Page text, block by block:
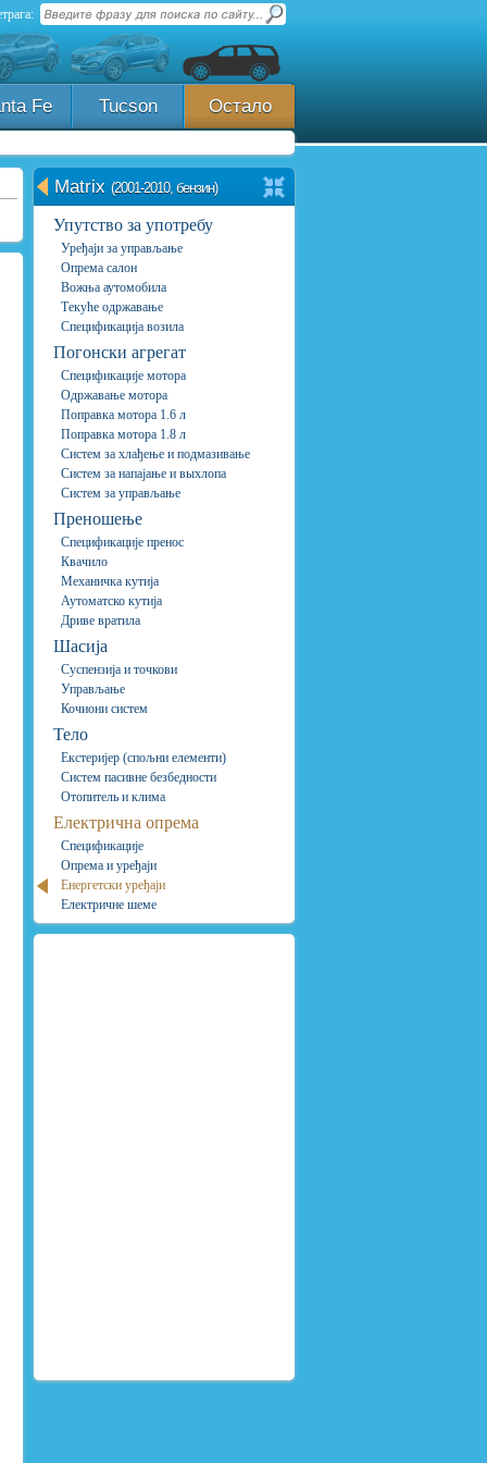
Fe Tucson Остало
Matrix (2001-2010, бензин)
Упутство за употребу
Уређаји за управљање
Опрема салон
Вожња аутомобила
Текуће одржавање
Спецификација возила
Погонски агрегат
Спецификације мотора
Одржавање мотора
Поправка мотора 1.6 л
Поправка мотора 1.8 л
Систем за хлађење и подмазивање
Систем за напајање и выхлопа
Систем за управљање
Преношење
Спецификације пренос
Квачило
Механичка кутија
Аутоматско кутија
Дриве вратила
Шасија
Суспензија и точкови
Управљање
Кочиони систем
Тело
Екстеријер (спољни елементи)
Систем пасивне безбедности
Отопитель и клима
Електрична опрема
Спецификације
Опрема и уређаји
Енергетски уређаји
Електричне шеме